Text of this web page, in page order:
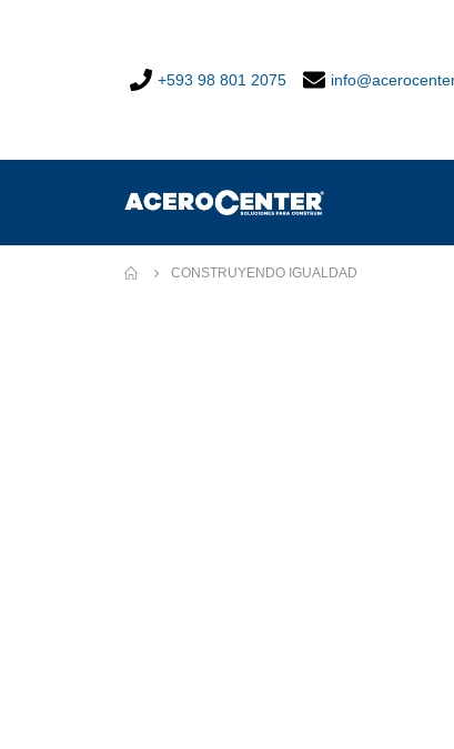
+593 98 801 2075
CONSTRUYENDO IGUALDAD